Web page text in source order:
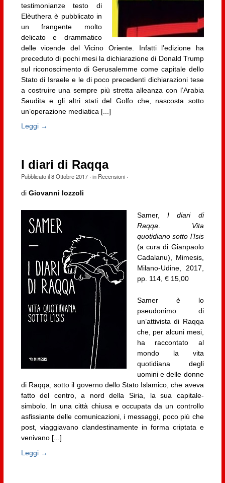
testimonianze testo di
Elèuthera è pubblicato in
un frangente molto
delicato e drammatico
delle vicende del Vicino Oriente. Infatti l’edizione ha
preceduto di pochi mesi la dichiarazione di Donald Trump
sul riconoscimento di Gerusalemme come capitale dello
Stato di Israele e le di poco precedenti dichiarazioni tese
a costruire una sempre più stretta alleanza con l’Arabia
Saudita e gli altri stati del Golfo che, nascosta sotto
un’operazione mediatica [...]
Leggi →
I diari di Raqqa
Pubblicato il8 Ottobre 2017· in Recensioni·
di Giovanni Iozzoli
Samer,I diari di
Raqqa
Vita
quotidiano sotto l’Isis
(a cura di Gianpaolo
Cadalanu), Mimesis,
Milano-Udine, 2017,
pp. 114, € 15,00
Samer è lo
pseudonimo di
un’attivista di Raqqa
che, per alcuni mesi,
ha raccontato al
mondo la vita
quotidiana degli
uomini e delle donne
di Raqqa, sotto il governo dello Stato Islamico, che aveva
fatto del centro, a nord della Siria, la sua capitale-
simbolo. In una città chiusa e occupata da un controllo
asfissiante delle comunicazioni, i messaggi, poco più che
post, viaggiavano clandestinamente in forma criptata e
venivano [...]
Leggi →